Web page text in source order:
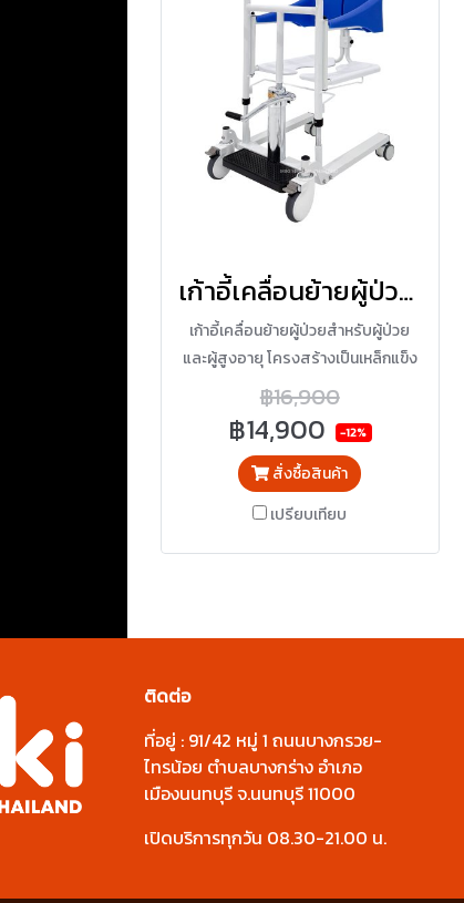
เก้าอี้เคลื่อนย้ายผู้ป่วย รุ่น ZW367S
เก้าอี้เคลื่อนย้ายผู้ป่วยสำหรับผู้ป่วย
และผู้สูงอายุ โครงสร้างเป็นเหล็กแข็ง
แรง สามารถปรับความสูงและกางออก
ได้ 180 ํ
฿16,900
฿14,900 -12%
สั่งซื้อสินค้า
เปรียบเทียบ
ติดต่อ
ที่อยู่ : 91/42 หมู่ 1 ถนนบางกรวย-
ไทรน้อย ตำบลบางกร่าง อำเภอ
เมืองนนทบุรี จ.นนทบุรี 11000
เปิดบริการทุกวัน 08.30-21.00 น.